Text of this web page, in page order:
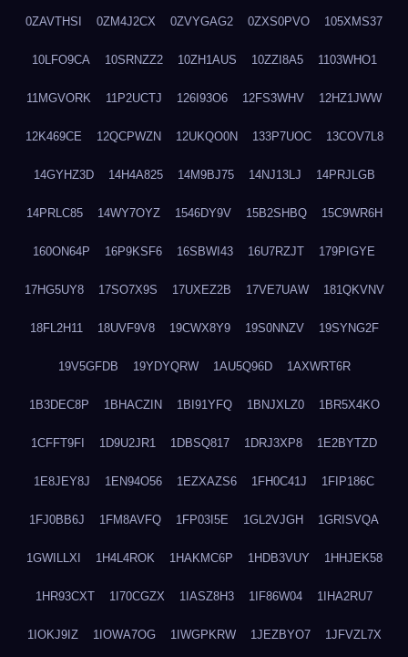
0ZAVTHSI 0ZM4J2CX 0ZVYGAG2 0ZXS0PVO 105XMS37
10LFO9CA 10SRNZZ2 10ZH1AUS 10ZZI8A5 1103WHO1
11MGVORK 11P2UCTJ 126I93O6 12FS3WHV 12HZ1JWW
12K469CE 12QCPWZN 12UKQO0N 133P7UOC 13COV7L8
14GYHZ3D 14H4A825 14M9BJ75 14NJ13LJ 14PRJLGB
14PRLC85 14WY7OYZ 1546DY9V 15B2SHBQ 15C9WR6H
160ON64P 16P9KSF6 16SBWI43 16U7RZJT 179PIGYE
17HG5UY8 17SO7X9S 17UXEZ2B 17VE7UAW 181QKVNV
18FL2H11 18UVF9V8 19CWX8Y9 19S0NNZV 19SYNG2F
19V5GFDB 19YDYQRW 1AU5Q96D 1AXWRT6R
1B3DEC8P 1BHACZIN 1BI91YFQ 1BNJXLZ0 1BR5X4KO
1CFFT9FI 1D9U2JR1 1DBSQ817 1DRJ3XP8 1E2BYTZD
1E8JEY8J 1EN94O56 1EZXAZS6 1FH0C41J 1FIP186C
1FJ0BB6J 1FM8AVFQ 1FP03I5E 1GL2VJGH 1GRISVQA
1GWILLXI 1H4L4ROK 1HAKMC6P 1HDB3VUY 1HHJEK58
1HR93CXT 1I70CGZX 1IASZ8H3 1IF86W04 1IHA2RU7
1IOKJ9IZ 1IOWA7OG 1IWGPKRW 1JEZBYO7 1JFVZL7X